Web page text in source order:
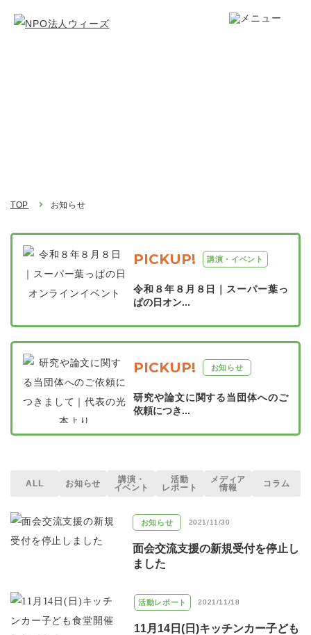
TOP お知らせ
PICKUP! 講演・イベント
令和８年８月８日｜スーパー葉っ
ぱの日オン...
PICKUP! お知らせ
研究や論文に関する当団体へのご
依頼につき...
ALL お知らせ
講演・
イベント
活動
レポート
メディア
情報
コラム
お知らせ 2021/11/30
面会交流支援の新規受付を停止し
ました
活動レポート 2021/11/18
11月14日(日)キッチンカー子ども